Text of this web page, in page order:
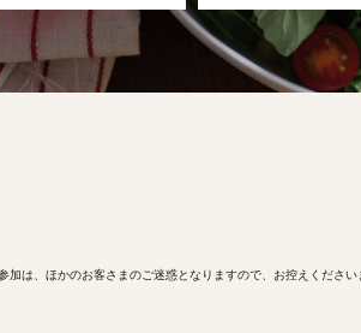
は、ほかのお客さまのご迷惑となりますので、お控えください